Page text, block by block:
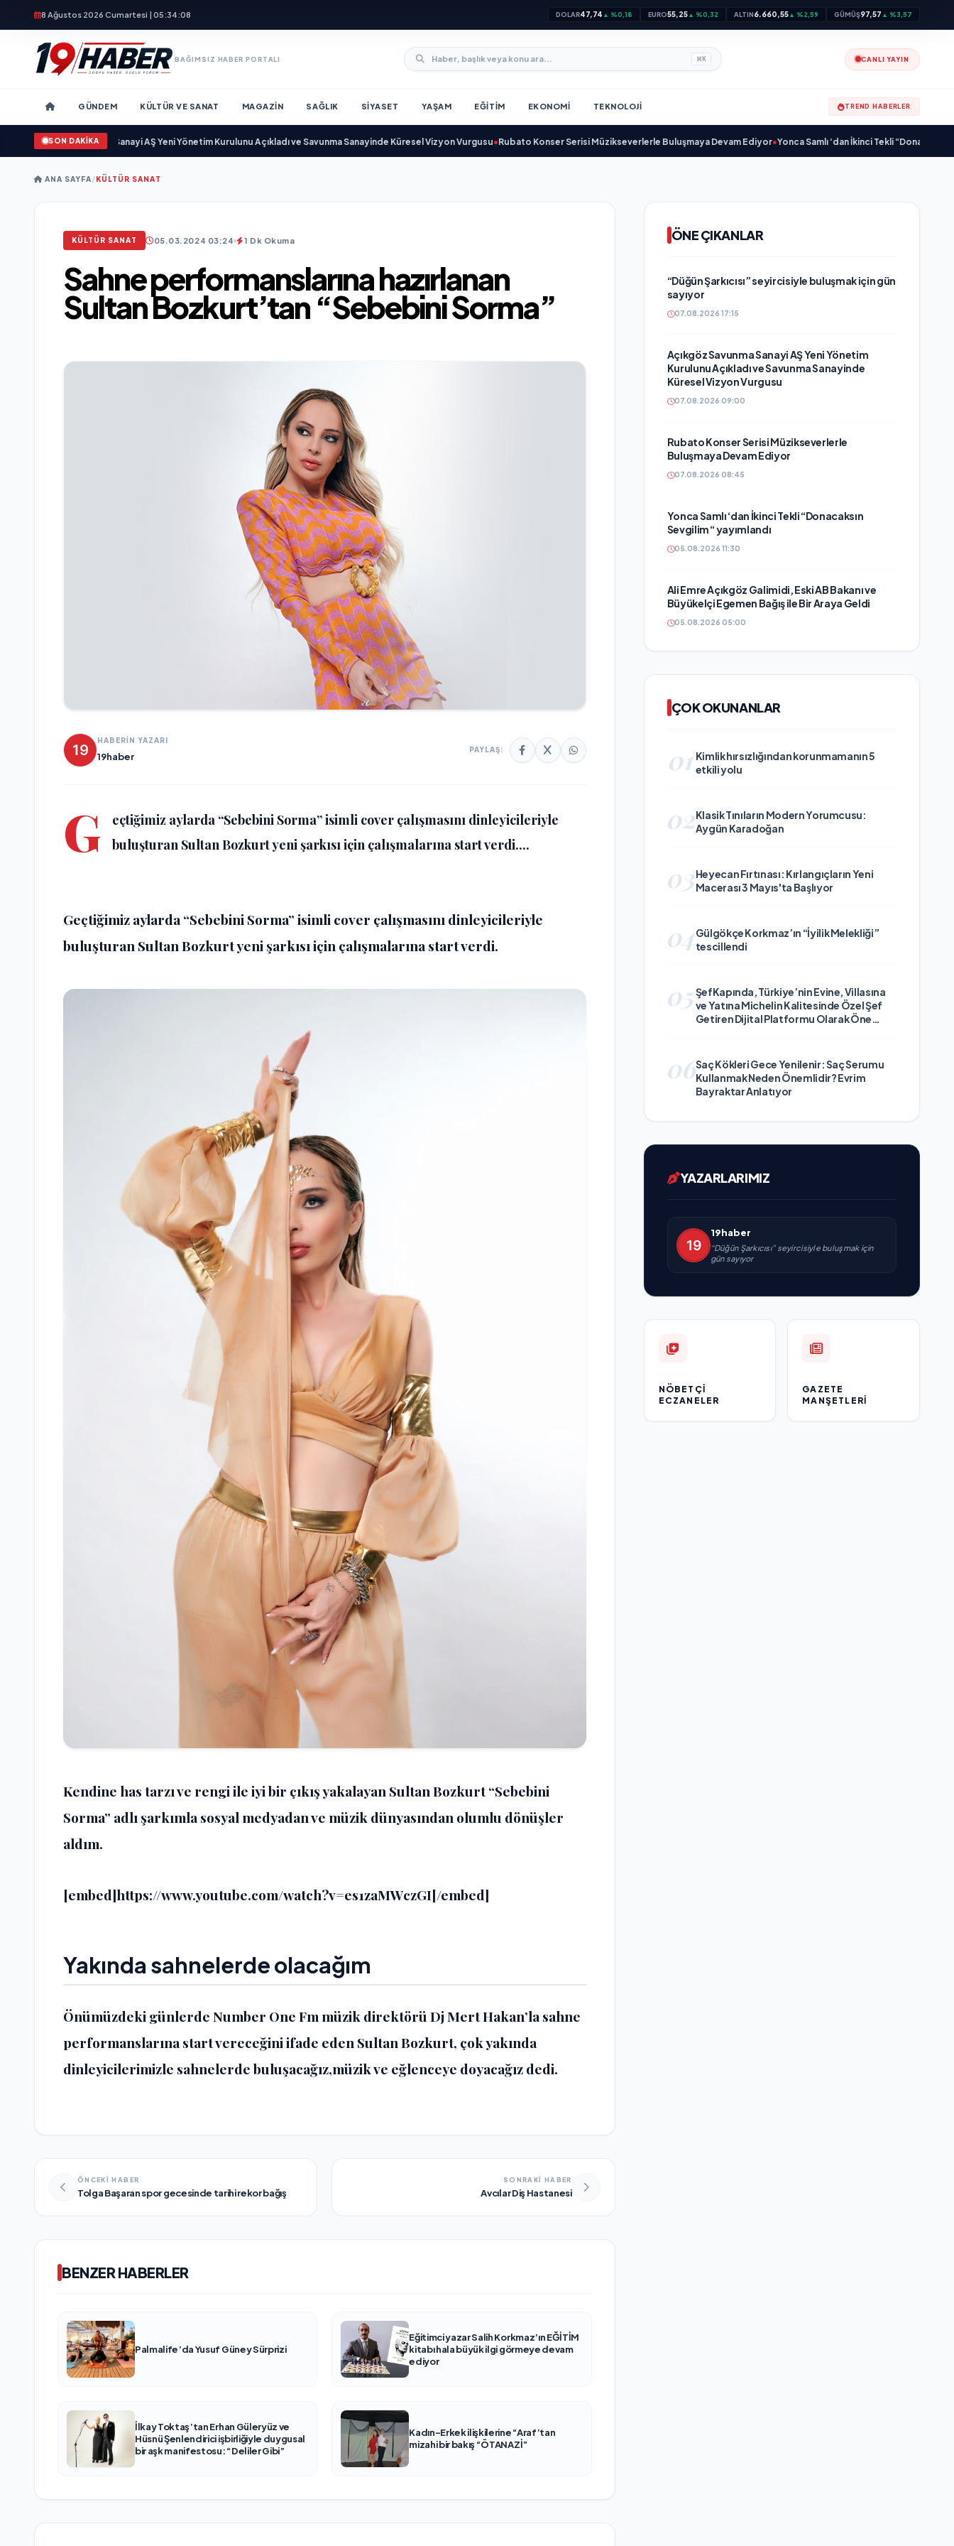
8 Ağustos 2026 Cumartesi | 05:34:10 DOLAR47,74 ▲ %0,18 EURO55,25▲ %0,32 ALTIN6.660,55▲ %2,59 GÜMÜŞ97,57 ▲ %3,57
BAĞIMSIZ HABER PORTALI ⌘K CANLI YAYIN
GÜNDEM KÜLTÜR VE SANAT MAGAZIN SAĞLIK SIYASET YAŞAM EĞITIM EKONOMI TEKNOLOJI TREND HABERLER
SON DAKİKA
Açıkgöz Savunma Sanayi AŞ Yeni Yönetim Kurulunu Açıkladı ve Savunma Sanayinde Küresel Vizyon Vurgusu•Rubato Konser Serisi Müzikseverlerle Buluşmaya Devam Ediyor•Yonca Samlı ‘dan İkinci Tekli “Donacaksın
ANA SAYFA/KÜLTÜR SANAT
KÜLTÜR SANAT 05.03.2024 03:24 1 Dk Okuma
Sahne performanslarına hazırlanan
Sultan Bozkurt’tan “Sebebini Sorma”
HABERİN YAZARI
19haber
PAYLAŞ:
G
eçtiğimiz aylarda “Sebebini Sorma” isimli cover çalışmasını dinleyicileriyle
buluşturan Sultan Bozkurt yeni şarkısı için çalışmalarına start verdi....
Geçtiğimiz aylarda “Sebebini Sorma” isimli cover çalışmasını dinleyicileriyle
buluşturan Sultan Bozkurt yeni şarkısı için çalışmalarına start verdi.
Kendine has tarzı ve rengi ile iyi bir çıkış yakalayan Sultan Bozkurt “Sebebini
Sorma” adlı şarkımla sosyal medyadan ve müzik dünyasından olumlu dönüşler
aldım.
[embed]https://www.youtube.com/watch?v=es1zaMWczGI[/embed]
Yakında sahnelerde olacağım
Önümüzdeki günlerde Number One Fm müzik direktörü Dj Mert Hakan’la sahne
performanslarına start vereceğini ifade eden Sultan Bozkurt, çok yakında
dinleyicilerimizle sahnelerde buluşacağız,müzik ve eğlenceye doyacağız dedi.
ÖNCEKİ HABER
Tolga Başaran spor gecesinde tarihi rekor bağış
SONRAKİ HABER
Avcılar Diş Hastanesi
BENZER HABERLER
Palmalife’da Yusuf Güney Sürprizi
Eğitimci yazar Salih Korkmaz’ın EĞİTİM
kitabı hala büyük ilgi görmeye devam
ediyor
İlkay Toktaş’tan Erhan Güleryüz ve
Hüsnü Şenlendirici işbirliğiyle duygusal
bir aşk manifestosu: “Deliler Gibi”
Kadın-Erkek ilişkilerine “Araf’tan
mizahi bir bakış “ÖTANAZİ”
ÖNE ÇIKANLAR
“Düğün Şarkıcısı” seyircisiyle buluşmak için gün
sayıyor
07.08.2026 17:15
Açıkgöz Savunma Sanayi AŞ Yeni Yönetim
Kurulunu Açıkladı ve Savunma Sanayinde
Küresel Vizyon Vurgusu
07.08.2026 09:00
Rubato Konser Serisi Müzikseverlerle
Buluşmaya Devam Ediyor
07.08.2026 08:45
Yonca Samlı ‘dan İkinci Tekli “Donacaksın
Sevgilim “ yayımlandı
05.08.2026 11:30
Ali Emre Açıkgöz Galimidi, Eski AB Bakanı ve
Büyükelçi Egemen Bağış ile Bir Araya Geldi
05.08.2026 05:00
ÇOK OKUNANLAR
01 Kimlik hırsızlığından korunmamanın 5
etkili yolu
02Klasik Tınıların Modern Yorumcusu:
Aygün Karadoğan
03Heyecan Fırtınası: Kırlangıçların Yeni
Macerası 3 Mayıs'ta Başlıyor
04Gülgökçe Korkmaz’ın “İyilik Melekliği”
tescillendi
05ŞefKapında, Türkiye’nin Evine, Villasına
ve Yatına Michelin Kalitesinde Özel Şef
Getiren Dijital Platformu Olarak Öne
06Saç Kökleri Gece Yenilenir: Saç Serumu
Kullanmak Neden Önemlidir? Evrim
Bayraktar Anlatıyor
YAZARLARIMIZ
19haber
“Düğün Şarkıcısı” seyircisiyle buluşmak için
gün sayıyor
NÖBETÇI
ECZANELER
GAZETE
MANŞETLERI